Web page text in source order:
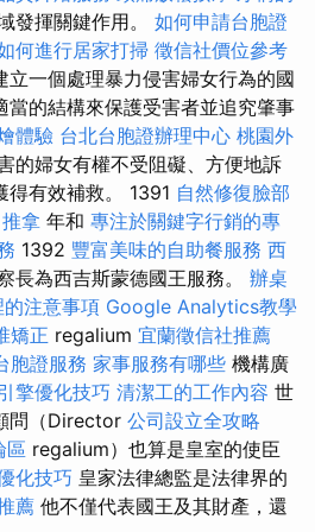
發揮關鍵作用。 如何申請台胞證
何進行居家打掃 徵信社價位參考
立一個處理暴力侵害婦女行為的國
當的結構來保護受害者並追究肇事
體驗 台北台胞證辦理中心 桃園外
的婦女有權不受阻礙、方便地訴
得有效補救。 1391 自然修復臉部
拿 年和 專注於關鍵字行銷的專
1392 豐富美味的自助餐服務 西
長為西吉斯蒙德國王服務。 辦桌
注意事項 Google Analytics教學
矯正 regalium 宜蘭徵信社推薦
胞證服務 家事服務有哪些 機構廣
擎優化技巧 清潔工的工作內容 世
問（Director 公司設立全攻略
區 regalium）也算是皇室的使臣
化技巧 皇家法律總監是法律界的
薦 他不僅代表國王及其財產，還